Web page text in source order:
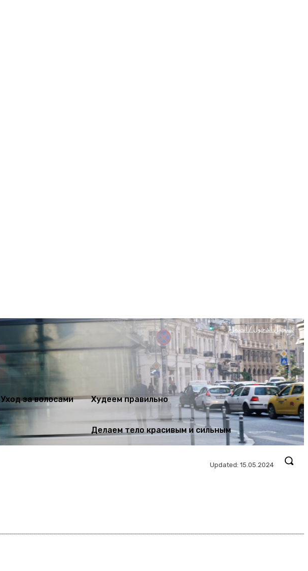
تسجيل الدخول / انضمام
Уход за волосами Худеем правильно
Делаем тело красивым и сильным
Updated: 15.05.2024